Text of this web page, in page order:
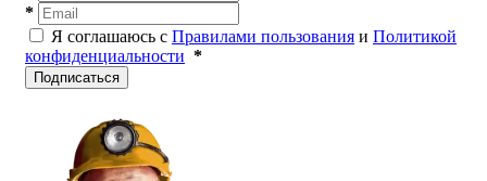
*
Я соглашаюсь с Правилами пользования и Политикой
конфиденциальности *
Подписаться